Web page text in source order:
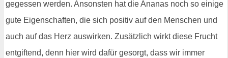
gegessen werden. Ansonsten hat die Ananas noch so einige
gute Eigenschaften, die sich positiv auf den Menschen und
auch auf das Herz auswirken. Zusätzlich wirkt diese Frucht
entgiftend, denn hier wird dafür gesorgt, dass wir immer